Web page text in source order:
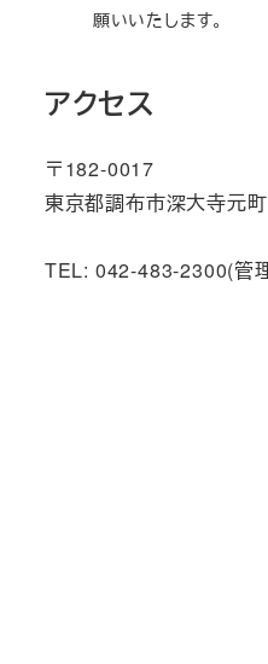
願いいたします。
アクセス
〒182-0017
東京都調布市深大寺元
TEL: 042-483-2300(管